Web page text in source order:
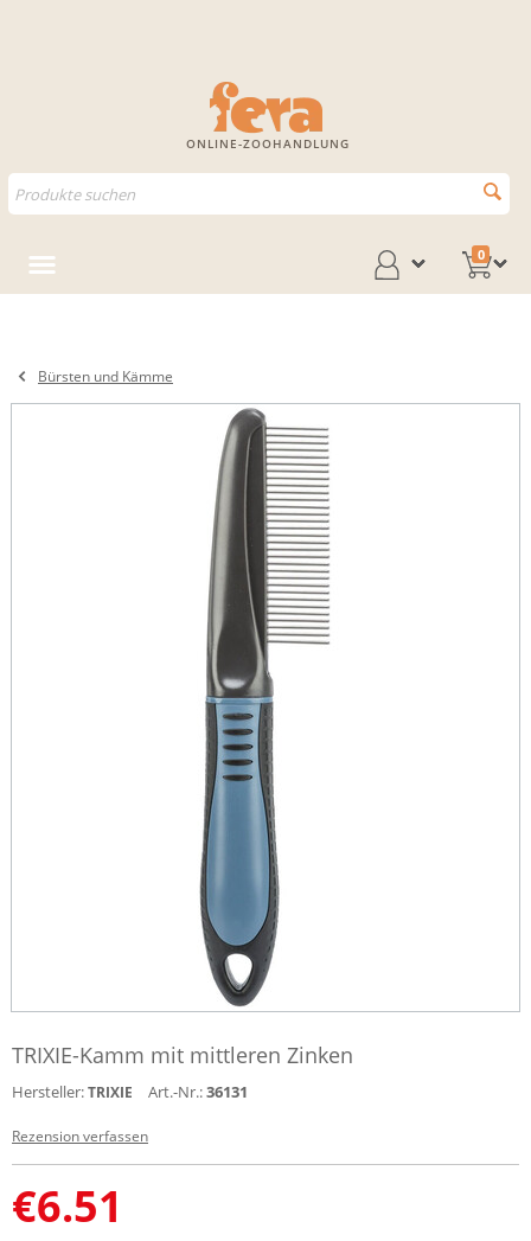
ONLINE-ZOOHANDLUNG
0
Bürsten und Kämme
TRIXIE-Kamm mit mittleren Zinken
Hersteller:TRIXIE Art.-Nr.:36131
Rezension verfassen
€6.51